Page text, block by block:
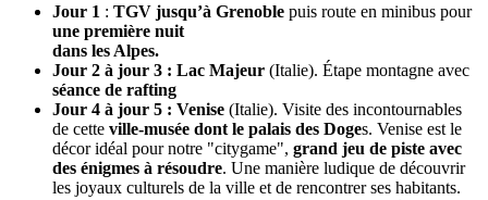
Jour 1 : TGV jusqu’à Grenoble puis route en minibus pour
une première nuit
dans les Alpes.
Jour 2 à jour 3 : Lac Majeur (Italie). Étape montagne avec
séance de rafting
Jour 4 à jour 5 : Venise (Italie). Visite des incontournables
de cette ville-musée dont le palais des Doges. Venise est le
décor idéal pour notre "citygame", grand jeu de piste avec
des énigmes à résoudre. Une manière ludique de découvrir
les joyaux culturels de la ville et de rencontrer ses habitants.